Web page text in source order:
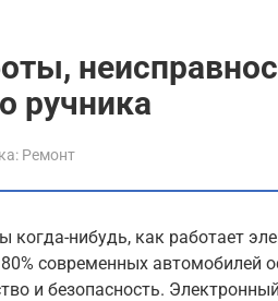
ручника
Ремонт
когда-нибудь, как работает
современных автомобилей
и безопасность.